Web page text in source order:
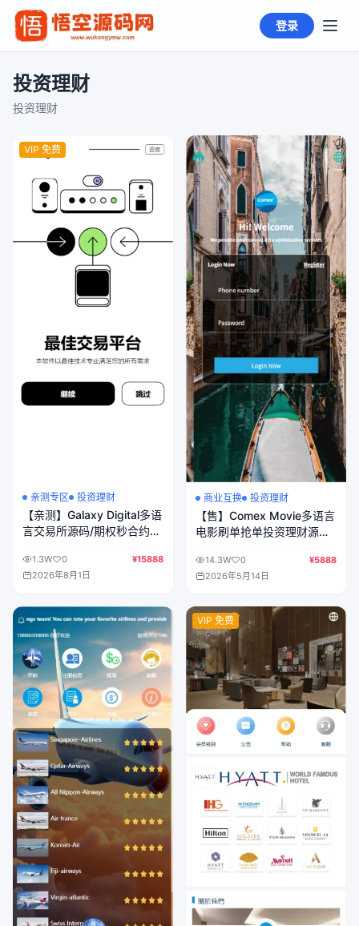
登录
投资理财
投资理财
VIP 免费
亲测专区 投资理财
【亲测】Galaxy Digital多语
言交易所源码/期权秒合约
财+NTF+贷款+输赢控制
1.3W 0
¥15888
2026年8月1日
商业互换 投资理财
【售】Comex Movie多语言
电影刷单抢单投资理财源码/
14.3W 0
¥5888
2026年5月14日
VIP 免费